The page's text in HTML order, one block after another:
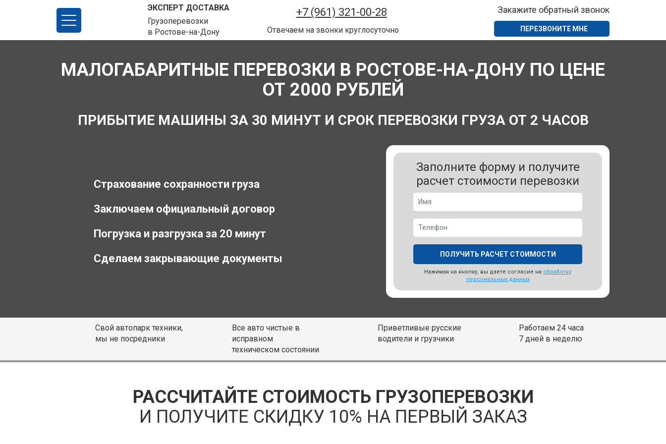
ЭКСПЕРТ ДОСТАВКА
Грузоперевозки
в Ростове-на-Дону
+7 (961) 321-00-28
Отвечаем на звонки круглосуточно
Закажите обратный звонок
ПЕРЕЗВОНИТЕ МНЕ
МАЛОГАБАРИТНЫЕ ПЕРЕВОЗКИ В РОСТОВЕ-НА-ДОНУ ПО ЦЕНЕ
ОТ 2000 РУБЛЕЙ
ПРИБЫТИЕ МАШИНЫ ЗА 30 МИНУТ И СРОК ПЕРЕВОЗКИ ГРУЗА ОТ 2 ЧАСОВ
Страхование сохранности груза
Заключаем официальный договор
Погрузка и разгрузка за 20 минут
Сделаем закрывающие документы
Заполните форму и получите
расчет стоимости перевозки
Нажимая на кнопку, вы даете согласие на обработку
персональных данных
Свой автопарк техники,
мы не посредники
Все авто чистые в
исправном
техническом состоянии
Приветливые русские
водители и грузчики
Работаем 24 часа
7 дней в неделю
РАССЧИТАЙТЕ СТОИМОСТЬ ГРУЗОПЕРЕВОЗКИ
И ПОЛУЧИТЕ СКИДКУ 10% НА ПЕРВЫЙ ЗАКАЗ